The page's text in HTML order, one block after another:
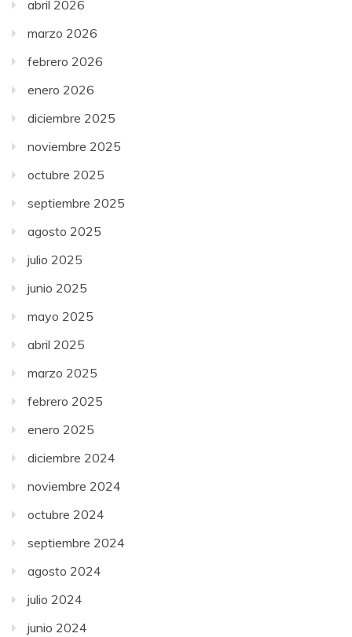
abril 2026
marzo 2026
febrero 2026
enero 2026
diciembre 2025
noviembre 2025
octubre 2025
septiembre 2025
agosto 2025
julio 2025
junio 2025
mayo 2025
abril 2025
marzo 2025
febrero 2025
enero 2025
diciembre 2024
noviembre 2024
octubre 2024
septiembre 2024
agosto 2024
julio 2024
junio 2024